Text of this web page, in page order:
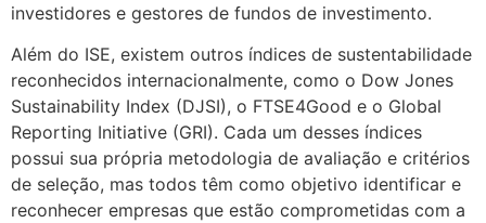
investidores e gestores de fundos de investimento.
Além do ISE, existem outros índices de sustentabilidade
reconhecidos internacionalmente, como o Dow Jones
Sustainability Index (DJSI), o FTSE4Good e o Global
Reporting Initiative (GRI). Cada um desses índices
possui sua própria metodologia de avaliação e critérios
de seleção, mas todos têm como objetivo identificar e
reconhecer empresas que estão comprometidas com a